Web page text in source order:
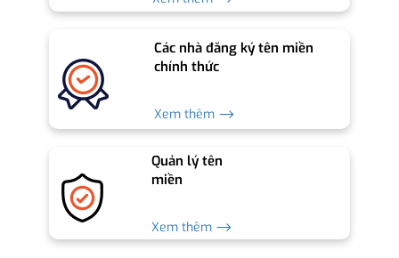
Các nhà đăng ký tên miền
chính thức
Xem thêm ⟶
Quản lý tên
miền
Xem thêm ⟶